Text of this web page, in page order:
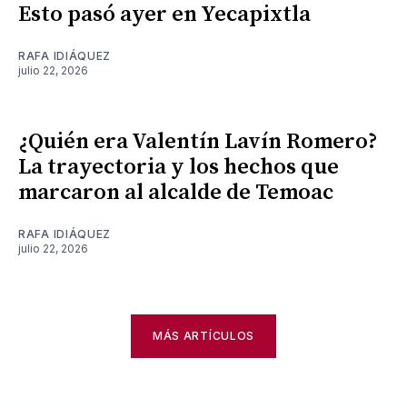
Esto pasó ayer en Yecapixtla
RAFA IDIÁQUEZ
julio 22, 2026
¿Quién era Valentín Lavín Romero?
La trayectoria y los hechos que
marcaron al alcalde de Temoac
RAFA IDIÁQUEZ
julio 22, 2026
MÁS ARTÍCULOS